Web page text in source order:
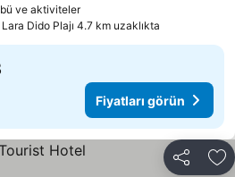
ve aktiviteler
Lara Dido Plajı 4.7 km uzaklıkta
Fiyatları görün
Paylaş